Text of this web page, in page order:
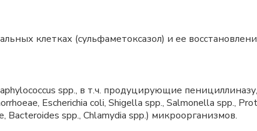
клетках (сульфаметоксазол) и ее
spp., в т.ч. продуцирующие пенициллиназу,
Escherichia coli, Shigella spp., Salmonella spp.,
Bacteroides spp., Chlamydia spp.) микроорганизмов.